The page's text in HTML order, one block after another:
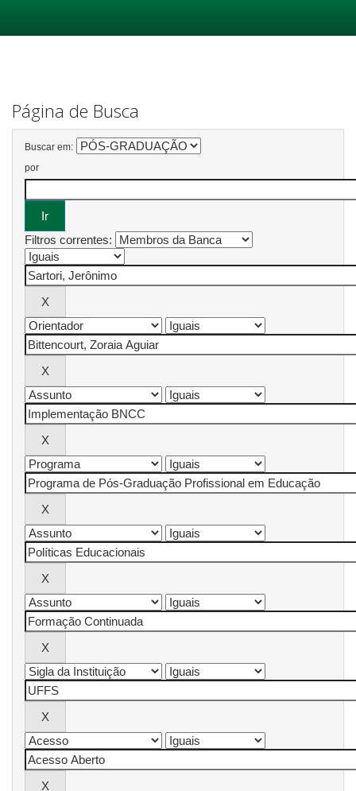
Página de Busca
Buscar em:
por
Filtros correntes: